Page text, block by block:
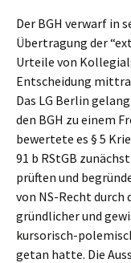
Der BGH verwarf in
Übertra­gung der
Urtei­le von
Entschei­dung
Das LG Berlin
den BGH zu einem
bewer­te­te es § 5
91 b RStGB
prüften und
von NS-Recht
gründ­li­cher und
kurso­risch-
getan hatte. Die